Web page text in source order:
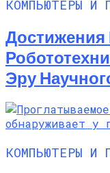
КОМПЬЮТЕРЫ И
Достижения
Эру
КОМПЬЮТЕРЫ И